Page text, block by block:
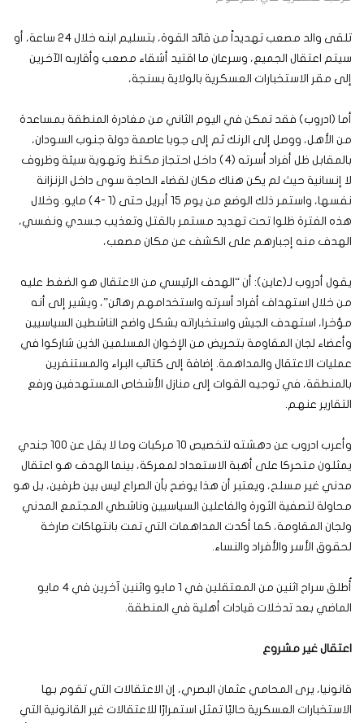
تلقى والد مصعب تهديداً من قائد القوة، بتسليم ابنه خلال 24 ساعة، أو
سيتم اعتقال الجميع، وسرعان ما اقتيد أشقاء مصعب وأقاربه الآخرين
إلى مقر الاستخبارات العسكرية بالولاية بسنجة،
أما (ادروب) فقد تمكن في اليوم الثاني من مغادرة المنطقة بمساعدة
من الأهل، ووصل إلى الرنك ثم إلى جوبا عاصمة دولة جنوب السودان،
بالمقابل ظل أفراد أسرته (4) داخل احتجاز مكتظ وتهوية سيئة وظروف
لا إنسانية حيث لم يكن هناك مكان لقضاء الحاجة سوى داخل الزنزانة
نفسها، واستمر ذلك الوضع من يوم 15 أبريل حتى (1 -4) مايو. وخلال
هذه الفترة ظلوا تحت تهديد مستمر بالقتل وتعذيب جسدي ونفسي،
الهدف منه إجبارهم على الكشف عن مكان مصعب،
يقول أدروب لـ(عاين): أن “الهدف الرئيسي من الاعتقال هو الضغط عليه
من خلال استهداف أفراد أسرته واستخدامهم رهائن”، ويشير إلى أنه
مؤخرا، استهدف الجيش واستخباراته بشكل واضح الناشطين السياسيين
وأعضاء لجان المقاومة بتحريض من الإخوان المسلمين الذين شاركوا في
عمليات الاعتقال والمداهمة. إضافة إلى كتائب البراء والمستنفرين
بالمنطقة، في توجيه القوات إلى منازل الأشخاص المستهدفين ورفع
التقارير عنهم.
وأعرب ادروب عن دهشته لتخصيص 10 مركبات وما لا يقل عن 100 جندي
يمثلون متحركا على أهبة الاستعداد لمعركة، بينما الهدف هو اعتقال
مدني غير مسلح، ويعتبر أن هذا يوضح بأن الصراع ليس بين طرفين، بل هو
محاولة لتصفية الثورة والفاعلين السياسيين وناشطي المجتمع المدني
ولجان المقاومة، كما أكدت المداهمات التي تمت بانتهاكات صارخة
لحقوق الأسر والأفراد والنساء.
أُطلق سراح اثنين من المعتقلين في 1 مايو واثنين آخرين في 4 مايو
الماضي بعد تدخلات قيادات أهلية في المنطقة.
اعتقال غير مشروع
قانونيا، يرى المحامي عثمان البصري، إن الاعتقالات التي تقوم بها
الاستخبارات العسكرية حاليًا تمثل استمرارًا للاعتقالات غير القانونية التي